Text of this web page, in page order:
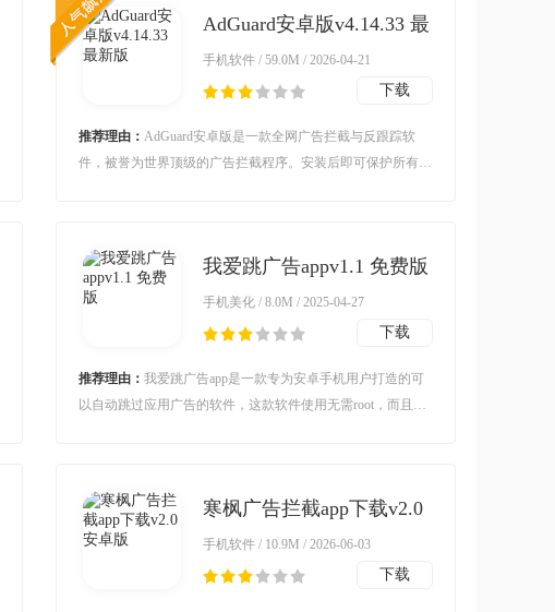
AdGuard安卓版v4.14.33 最
手机软件 / 59.0M / 2026-04-21
下载
推荐理由： AdGuard安卓版是一款全网广告拦截与反跟踪软
件，被誉为世界顶级的广告拦截程序。安装后即可保护所有家
我爱跳广告appv1.1 免费版
手机美化 / 8.0M / 2025-04-27
下载
推荐理由： 我爱跳广告app是一款专为安卓手机用户打造的可
以自动跳过应用广告的软件，这款软件使用无需root，而且完
寒枫广告拦截app下载v2.0
手机软件 / 10.9M / 2026-06-03
下载